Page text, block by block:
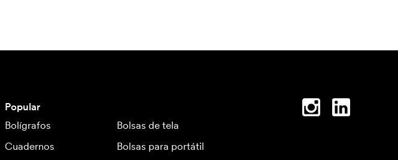
Popular
Bolígrafos
Bolsas de tela
Cuadernos
Bolsas para portátil